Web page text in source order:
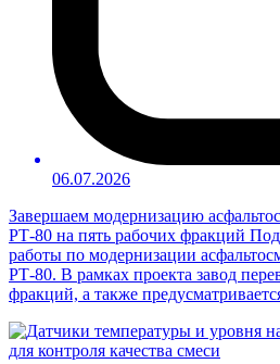
06.07.2026
Завершаем модернизацию
РТ-80 на пять рабочих фракций
работы по модернизации
РТ-80. В рамках проекта завод
фракций, а также